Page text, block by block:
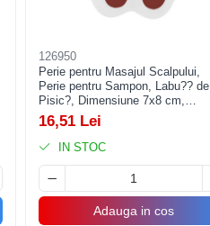
126950
Perie pentru Masajul Scalpului,
Perie pentru Sampon, Labu?? de
Pisic?, Dimensiune 7x8 cm,
Curatarea si Mentinerea Curata a
Parului, Alb
16,51 Lei
IN STOC
Adauga in cos